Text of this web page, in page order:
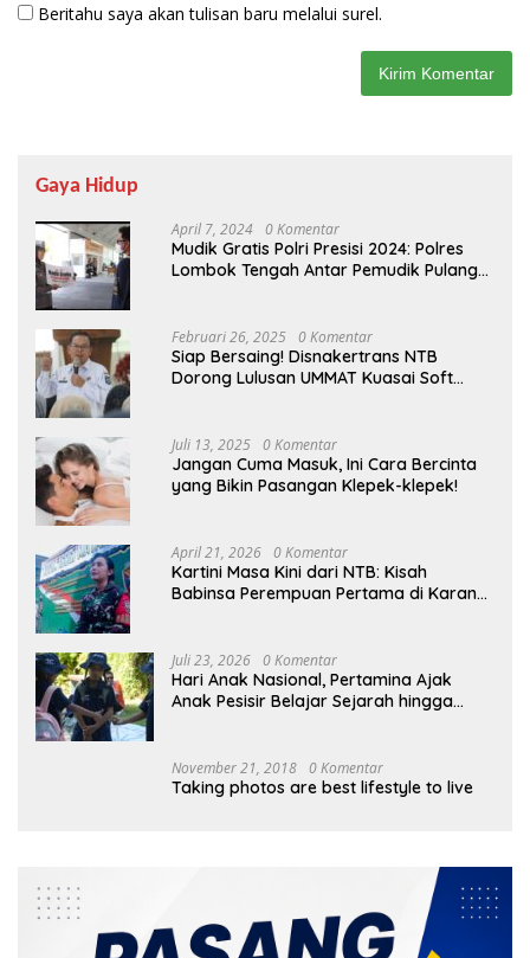
Beritahu saya akan tulisan baru melalui surel.
Gaya Hidup
April 7, 2024 0 Komentar
Mudik Gratis Polri Presisi 2024: Polres
Lombok Tengah Antar Pemudik Pulang
Februari 26, 2025 0 Komentar
Siap Bersaing! Disnakertrans NTB
Dorong Lulusan UMMAT Kuasai Soft
Juli 13, 2025 0 Komentar
Jangan Cuma Masuk, Ini Cara Bercinta
yang Bikin Pasangan Klepek-klepek!
April 21, 2026 0 Komentar
Kartini Masa Kini dari NTB: Kisah
Babinsa Perempuan Pertama di Karang
Juli 23, 2026 0 Komentar
Hari Anak Nasional, Pertamina Ajak
Anak Pesisir Belajar Sejarah hingga
November 21, 2018 0 Komentar
Taking photos are best lifestyle to live